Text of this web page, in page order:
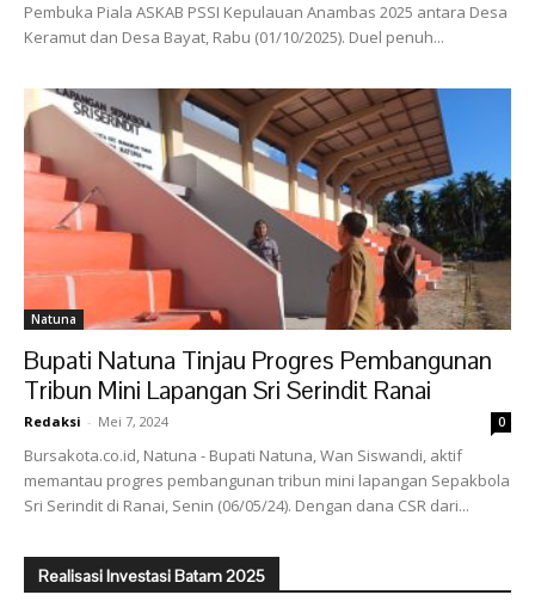
Pembuka Piala ASKAB PSSI Kepulauan Anambas 2025 antara Desa
Keramut dan Desa Bayat, Rabu (01/10/2025). Duel penuh...
Natuna
Bupati Natuna Tinjau Progres Pembangunan
Tribun Mini Lapangan Sri Serindit Ranai
Redaksi - Mei 7, 2024 0
Bursakota.co.id, Natuna - Bupati Natuna, Wan Siswandi, aktif
memantau progres pembangunan tribun mini lapangan Sepakbola
Sri Serindit di Ranai, Senin (06/05/24). Dengan dana CSR dari...
Realisasi Investasi Batam 2025